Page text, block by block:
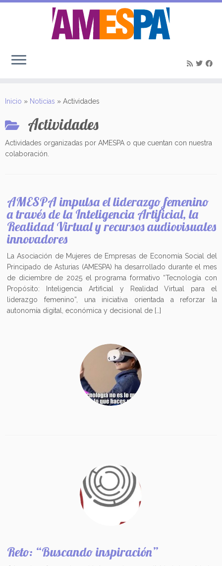
Inicio » Noticias » Actividades
Actividades
Actividades organizadas por AMESPA o que cuentan con nuestra
colaboración.
AMESPA impulsa el liderazgo femenino
a través de la Inteligencia Artificial, la
Realidad Virtual y recursos audiovisuales
innovadores
La Asociación de Mujeres de Empresas de Economía Social del
Principado de Asturias (AMESPA) ha desarrollado durante el mes
de diciembre de 2025 el programa formativo “Tecnología con
Propósito: Inteligencia Artificial y Realidad Virtual para el
liderazgo femenino”, una iniciativa orientada a reforzar la
autonomía digital, económica y decisional de […]
Reto: “Buscando inspiración”